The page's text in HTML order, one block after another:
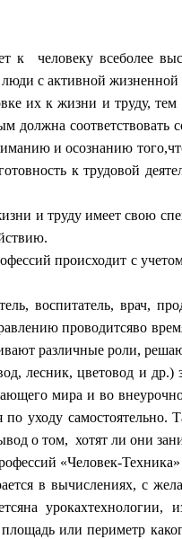
к человеку всеболее
с активной
их к жизни и труду,
должна
и осознанию
к трудовой
и труду имеет свою
происходит с
воспитатель, врач,
проводитсяво
различные роли,
лесник, цветовод и
мира и во
уходу
о том, хотят ли они
«Человек-
в вычислениях, с
урокахтехнологии,
или периметр